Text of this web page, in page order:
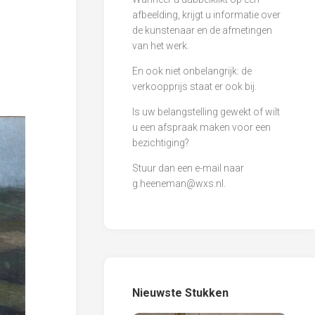
afbeelding, krijgt u informatie over
de kunstenaar en de afmetingen
van het werk.
En ook niet onbelangrijk: de
verkoopprijs staat er ook bij.
Is uw belangstelling gewekt of wilt
u een afspraak maken voor een
bezichtiging?
Stuur dan een e-mail naar
g.heeneman@wxs.nl
Nieuwste Stukken